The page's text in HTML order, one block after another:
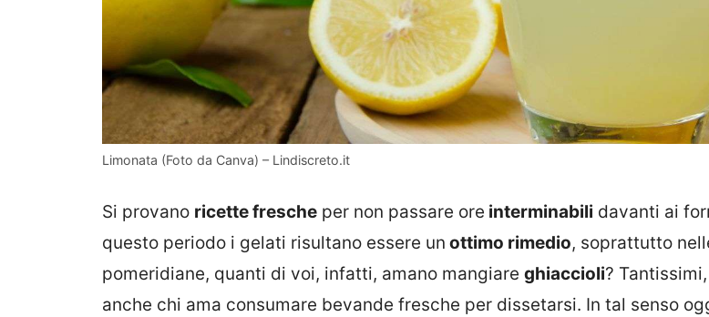
Limonata (Foto da Canva) – Lindiscreto.it
Si provano ricette fresche per non passare ore interminabili davanti ai
questo periodo i gelati risultano essere un ottimo rimedio, soprattutto
pomeridiane, quanti di voi, infatti, amano mangiare ghiaccioli? Tantissimi,
anche chi ama consumare bevande fresche per dissetarsi. In tal senso